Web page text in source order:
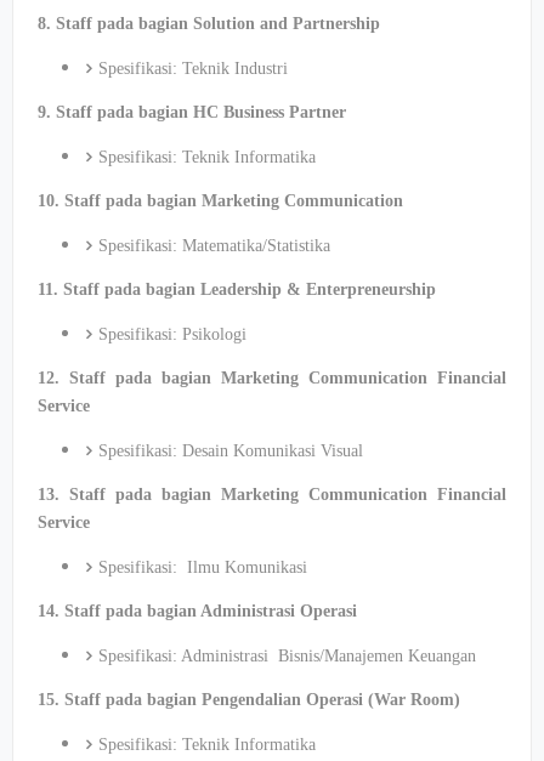
8. Staff pada bagian Solution and Partnership
Spesifikasi: Teknik Industri
9. Staff pada bagian HC Business Partner
Spesifikasi: Teknik Informatika
10. Staff pada bagian Marketing Communication
Spesifikasi: Matematika/Statistika
11. Staff pada bagian Leadership & Enterpreneurship
Spesifikasi: Psikologi
12. Staff pada bagian Marketing Communication Financial
Service
Spesifikasi: Desain Komunikasi Visual
13. Staff pada bagian Marketing Communication Financial
Service
Spesifikasi: Ilmu Komunikasi
14. Staff pada bagian Administrasi Operasi
Spesifikasi: Administrasi Bisnis/Manajemen Keuangan
15. Staff pada bagian Pengendalian Operasi (War Room)
Spesifikasi: Teknik Informatika